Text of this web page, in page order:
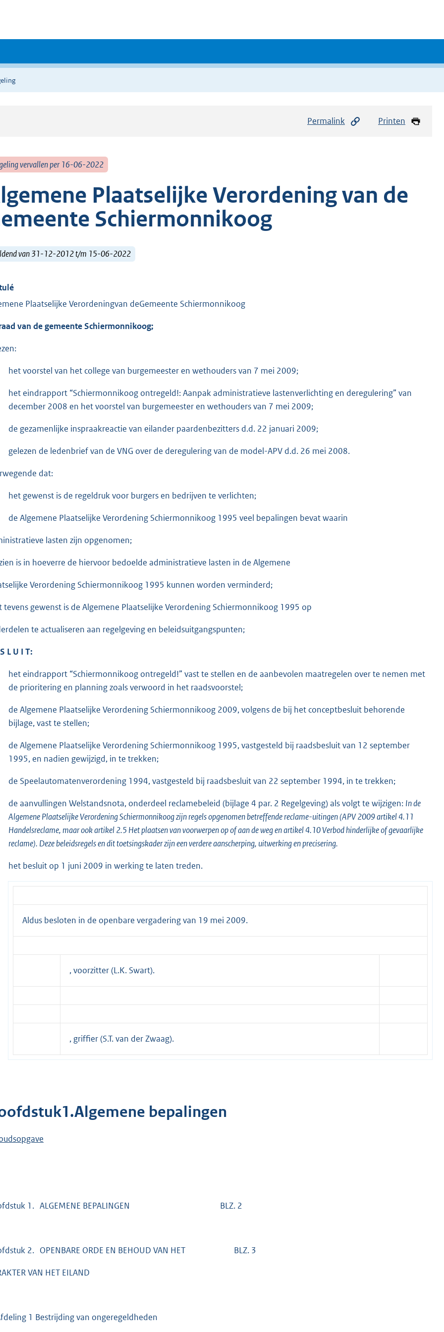
Permalink Printen
vervallen per 16-06-2022
Plaatselijke Verordening van de
Schiermonnikoog
van 31-12-2012 t/m 15-06-2022
Plaatselijke Verordeningvan deGemeente Schiermonnikoog
van de gemeente Schiermonnikoog;
het voorstel van het college van burgemeester en wethouders van 7 mei 2009;
het eindrapport “Schiermonnikoog ontregeld!: Aanpak administratieve lastenverlichting en deregulering” van
december 2008 en het voorstel van burgemeester en wethouders van 7 mei 2009;
de gezamenlijke inspraakreactie van eilander paardenbezitters d.d. 22 januari 2009;
gelezen de ledenbrief van de VNG over de deregulering van de model-APV d.d. 26 mei 2008.
dat:
het gewenst is de regeldruk voor burgers en bedrijven te verlichten;
de Algemene Plaatselijke Verordening Schiermonnikoog 1995 veel bepalingen bevat waarin
lasten zijn opgenomen;
is in hoeverre de hiervoor bedoelde administratieve lasten in de Algemene
Verordening Schiermonnikoog 1995 kunnen worden verminderd;
tevens gewenst is de Algemene Plaatselijke Verordening Schiermonnikoog 1995 op
te actualiseren aan regelgeving en beleidsuitgangspunten;
L U I T:
het eindrapport “Schiermonnikoog ontregeld!” vast te stellen en de aanbevolen maatregelen over te nemen met
de prioritering en planning zoals verwoord in het raadsvoorstel;
de Algemene Plaatselijke Verordening Schiermonnikoog 2009, volgens de bij het conceptbesluit behorende
bijlage, vast te stellen;
de Algemene Plaatselijke Verordening Schiermonnikoog 1995, vastgesteld bij raadsbesluit van 12 september
1995, en nadien gewijzigd, in te trekken;
de Speelautomatenverordening 1994, vastgesteld bij raadsbesluit van 22 september 1994, in te trekken;
de aanvullingen Welstandsnota, onderdeel reclamebeleid (bijlage 4 par. 2 Regelgeving) als volgt te wijzigen: In de
Algemene Plaatselijke Verordening Schiermonnikoog zijn regels opgenomen betreffende reclame-uitingen (APV 2009 artikel 4.11
Handelsreclame, maar ook artikel 2.5 Het plaatsen van voorwerpen op of aan de weg en artikel 4.10 Verbod hinderlijke of gevaarlijke
reclame). Deze beleidsregels en dit toetsingskader zijn een verdere aanscherping, uitwerking en precisering.
het besluit op 1 juni 2009 in werking te laten treden.
Aldus besloten in de openbare vergadering van 19 mei 2009.
, voorzitter (L.K. Swart).
, griffier (S.T. van der Zwaag).
bepalingen
1. ALGEMENE BEPALINGEN BLZ. 2
2. OPENBARE ORDE EN BEHOUD VAN HET BLZ. 3
VAN HET EILAND
1 Bestrijding van ongeregeldheden